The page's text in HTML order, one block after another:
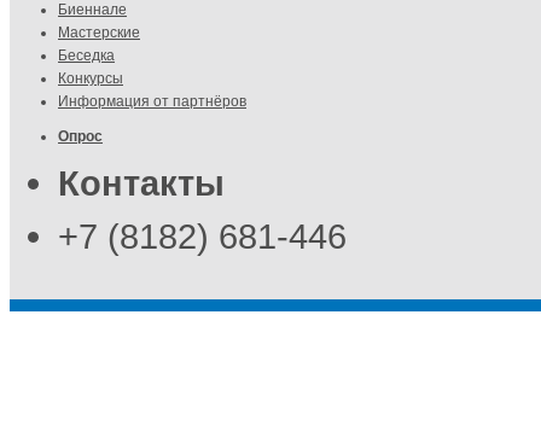
Биеннале
Мастерские
Беседка
Конкурсы
Информация от партнёров
Опрос
Контакты
+7 (8182) 681-446